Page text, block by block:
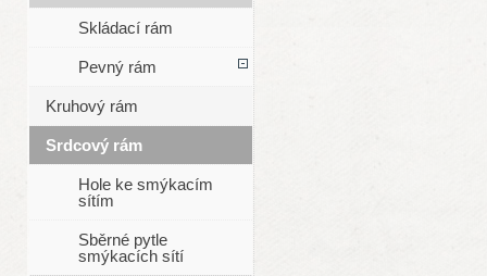
Skládací rám
Pevný rám
Kruhový rám
Srdcový rám
Hole ke smýkacím
sítím
Sběrné pytle
smýkacích sítí